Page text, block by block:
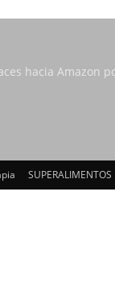
hacia Amazon
SUPERALIMENTOS